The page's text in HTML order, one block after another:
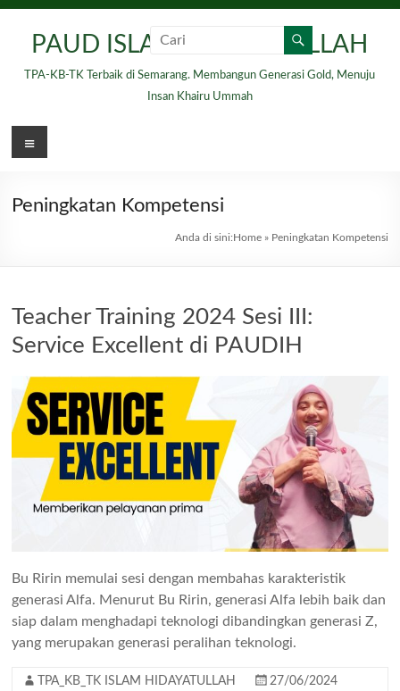
contentPAUD ISLAM HIDAYATULLAH
TPA-KB-TK Terbaik di Semarang. Membangun Generasi Gold, Menuju
Insan Khairu Ummah
Menu
Peningkatan Kompetensi
Anda di sini:Home» Peningkatan Kompetensi
Teacher Training 2024 Sesi III:
Service Excellent di PAUDIH
Bu Ririn memulai sesi dengan membahas karakteristik
generasi Alfa. Menurut Bu Ririn, generasi Alfa lebih baik dan
siap dalam menghadapi teknologi dibandingkan generasi Z,
yang merupakan generasi peralihan teknologi.
TPA_KB_TK ISLAM HIDAYATULLAH 27/06/2024